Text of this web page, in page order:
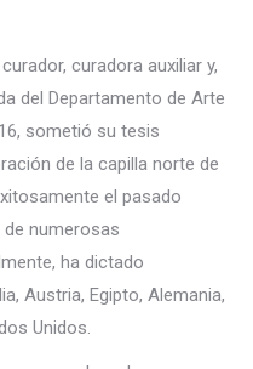
curadora auxiliar y,
del Departamento de Arte
sometió su tesis
de la capilla norte de
el pasado
numerosas
ha dictado
Austria, Egipto, Alemania,
Unidos.